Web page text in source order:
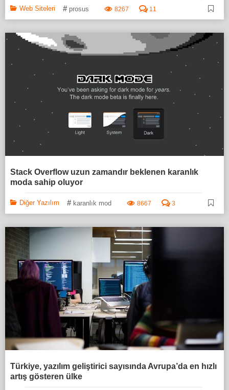
Web Siteleri # prosus 8267 11
Stack Overflow uzun zamandır beklenen karanlık
moda sahip oluyor
Diğer Yazılım # karanlık mod 8667 3
Türkiye, yazılım geliştirici sayısında Avrupa’da en hızlı
artış gösteren ülke